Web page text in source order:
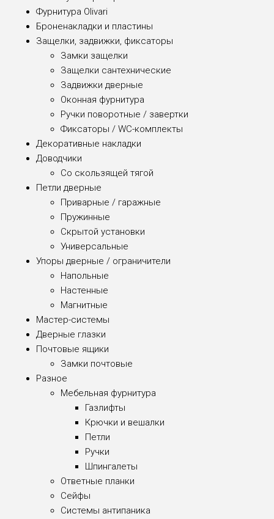
Фурнитура Olivari
Броненакладки и пластины
Защелки, задвижки, фиксаторы
Замки защелки
Защелки сантехнические
Задвижки дверные
Оконная фурнитура
Ручки поворотные / завертки
Фиксаторы / WC-комплекты
Декоративные накладки
Доводчики
Со скользящей тягой
Петли дверные
Приварные / гаражные
Пружинные
Скрытой установки
Универсальные
Упоры дверные / ограничители
Напольные
Настенные
Магнитные
Мастер-системы
Дверные глазки
Почтовые ящики
Замки почтовые
Разное
Мебельная фурнитура
Газлифты
Крючки и вешалки
Петли
Ручки
Шпингалеты
Ответные планки
Сейфы
Системы антипаника